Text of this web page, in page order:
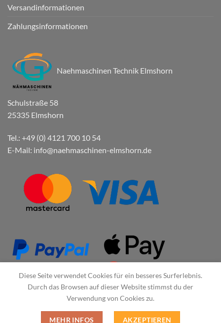
Versandinformationen
Zahlungsinformationen
Naehmaschinen Technik Elmshorn
Schulstraße 58
25335 Elmshorn
Tel.: +49 (0) 4121 700 10 54
E-Mail: info@naehmaschinen-elmshorn.de
Diese Seite verwendet Cookies für ein besseres Surferlebnis.
Durch das Browsen auf dieser Website stimmst du der
Verwendung von Cookies zu.
MEHR INFOS AKZEPTIEREN